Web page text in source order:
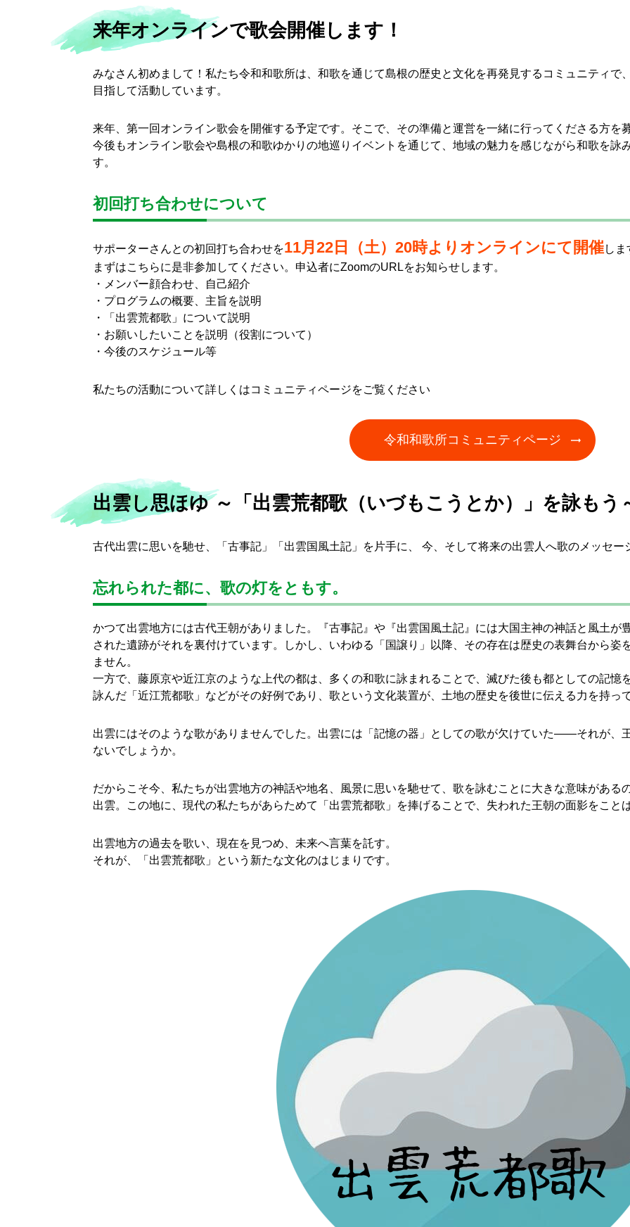
来年オンラインで歌会開催します！
みなさん初めまして！私たち令和和歌所は、和歌を通じて島根の歴史と文化を再発見するコミュニティで
目指して活動しています。
来年、第一回オンライン歌会を開催する予定です。そこで、その準備と運営を一緒に行ってくださる方を
今後もオンライン歌会や島根の和歌ゆかりの地巡りイベントを通じて、地域の魅力を感じながら和歌を詠
す。
初回打ち合わせについて
サポーターさんとの初回打ち合わせを11月22日（土）20時よりオンラインにて開催しま
まずはこちらに是非参加してください。申込者にZoomのURLをお知らせします。
・メンバー顔合わせ、自己紹介
・プログラムの概要、主旨を説明
・「出雲荒都歌」について説明
・お願いしたいことを説明（役割について）
・今後のスケジュール等
私たちの活動について詳しくはコミュニティページをご覧ください
令和和歌所コミュニティページ
出雲し思ほゆ ～「出雲荒都歌（いづもこうとか）」を詠もう
古代出雲に思いを馳せ、「古事記」「出雲国風土記」を片手に、 今、そして将来の出雲人へ歌のメッセー
忘れられた都に、歌の灯をともす。
かつて出雲地方には古代王朝がありました。『古事記』や『出雲国風土記』には大国主神の神話と風土が
された遺跡がそれを裏付けています。しかし、いわゆる「国譲り」以降、その存在は歴史の表舞台から姿
ません。
一方で、藤原京や近江京のような上代の都は、多くの和歌に詠まれることで、滅びた後も都としての記憶
詠んだ「近江荒都歌」などがその好例であり、歌という文化装置が、土地の歴史を後世に伝える力を持っ
出雲にはそのような歌がありませんでした。出雲には「記憶の器」としての歌が欠けていた――それが、
ないでしょうか。
だからこそ今、私たちが出雲地方の神話や地名、風景に思いを馳せて、歌を詠むことに大きな意味がある
出雲。この地に、現代の私たちがあらためて「出雲荒都歌」を捧げることで、失われた王朝の面影をこと
出雲地方の過去を歌い、現在を見つめ、未来へ言葉を託す。
それが、「出雲荒都歌」という新たな文化のはじまりです。